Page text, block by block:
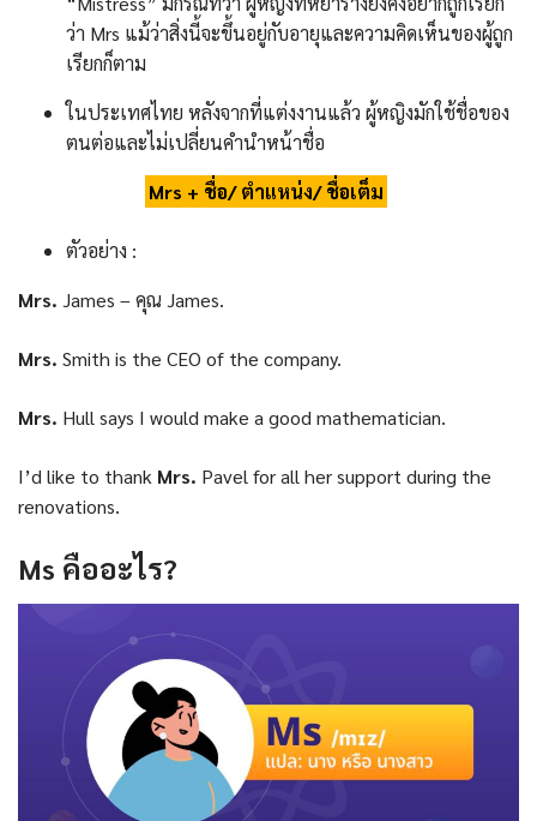
ว่า Mrs แม้ว่าสิ่งนี้จะขึ้นอยู่กับอายุและความคิดเห็นของผู้ถูก
เรียกก็ตาม
ในประเทศไทย หลังจากที่แต่งงานแล้ว ผู้หญิงมักใช้ชื่อของ
ตนต่อและไม่เปลี่ยนคำนำหน้าชื่อ
Mrs + ชื่อ/ ตำแหน่ง/ ชื่อเต็ม
ตัวอย่าง :
Mrs. James – คุณ James.
Mrs. Smith is the CEO of the company.
Mrs. Hull says I would make a good mathematician.
I’d like to thank Mrs. Pavel for all her support during the
renovations.
Ms คืออะไร?